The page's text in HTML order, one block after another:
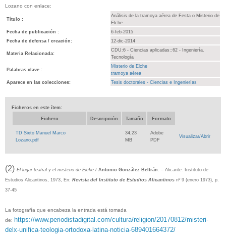
Lozano con enlace:
Título :
Análisis de la tramoya aérea de Festa o Misterio de
Elche
Fecha de publicación :
6-feb-2015
Fecha de defensa / creación:
12-dic-2014
Materia Relacionada:
CDU:6 - Ciencias aplicadas::62 - Ingeniería.
Tecnología
Palabras clave :
Misterio de Elche
tramoya aérea
Aparece en las colecciones:
Tesis doctorales - Ciencias e Ingenierías
Ficheros en este ítem:
Fichero Descripción Tamaño Formato
TD Sixto Manuel Marco
Lozano.pdf
34,23
MB
Adobe
PDF
Visualizar/Abrir
(2) El lugar teatral y el misterio de Elche / Antonio González Beltrán. – Alicante: Instituto de
Estudios Alicantinos, 1973, En: Revista del Instituto de Estudios Alicantinos nº 9 (enero 1973), p.
37-45
La fotografía que encabeza la entrada está tomada
de: https://www.periodistadigital.com/cultura/religion/20170812/misteri-
delx-unifica-teologia-ortodoxa-latina-noticia-689401664372/